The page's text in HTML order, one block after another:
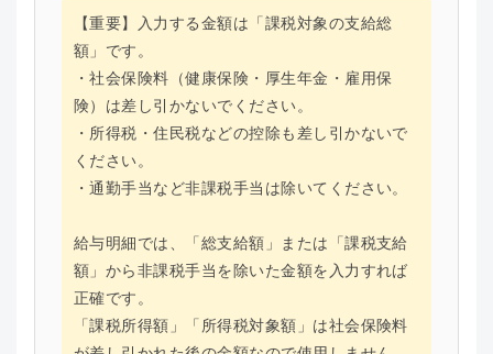
【重要】入力する金額は「課税対象の支給総
額」です。
・社会保険料（健康保険・厚生年金・雇用保
険）は差し引かないでください。
・所得税・住民税などの控除も差し引かないで
ください。
・通勤手当など非課税手当は除いてください。
給与明細では、「総支給額」または「課税支給
額」から非課税手当を除いた金額を入力すれば
正確です。
「課税所得額」「所得税対象額」は社会保険料